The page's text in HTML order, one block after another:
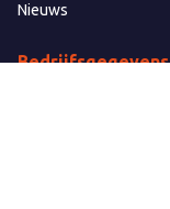
Nieuws
Bedrijfsgegevens